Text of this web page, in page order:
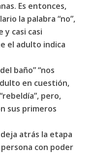
Es entonces,
la palabra “no”,
casi casi
el adulto indica
baño” “nos
en cuestión,
“rebeldía”, pero,
sus primeros
atrás la etapa
con poder